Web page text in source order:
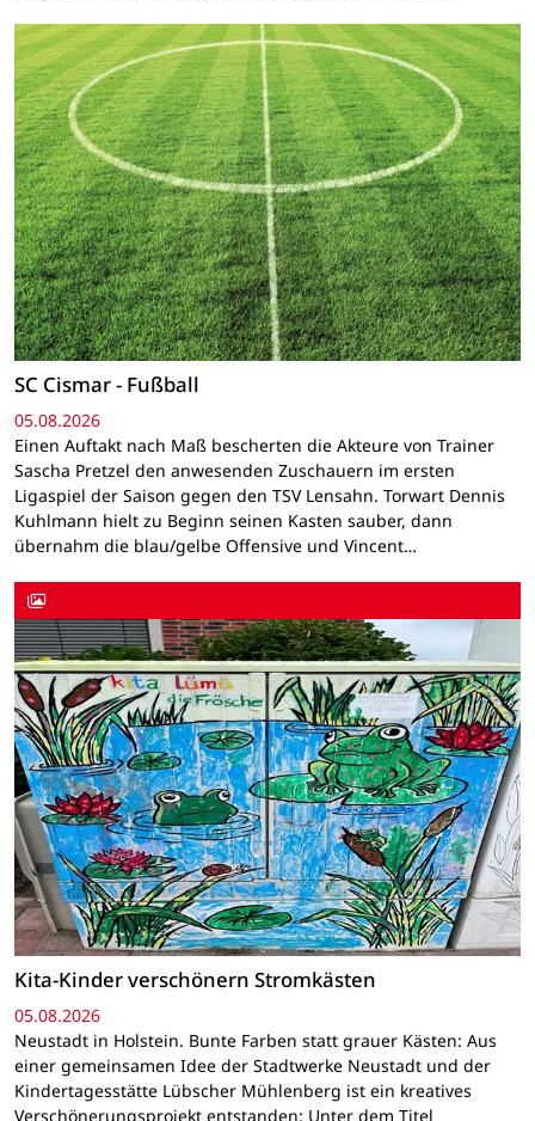
SC Cismar - Fußball
05.08.2026
Einen Auftakt nach Maß bescherten die Akteure von Trainer
Sascha Pretzel den anwesenden Zuschauern im ersten
Ligaspiel der Saison gegen den TSV Lensahn. Torwart Dennis
Kuhlmann hielt zu Beginn seinen Kasten sauber, dann
übernahm die blau/gelbe Offensive und Vincent…
Kita-Kinder verschönern Stromkästen
05.08.2026
Neustadt in Holstein. Bunte Farben statt grauer Kästen: Aus
einer gemeinsamen Idee der Stadtwerke Neustadt und der
Kindertagesstätte Lübscher Mühlenberg ist ein kreatives
Verschönerungsprojekt entstanden: Unter dem Titel